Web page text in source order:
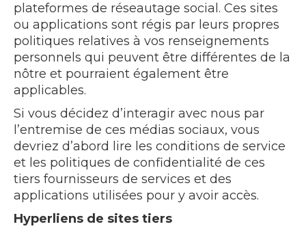
plateformes de réseautage social. Ces sites
ou applications sont régis par leurs propres
politiques relatives à vos renseignements
personnels qui peuvent être différentes de la
nôtre et pourraient également être
applicables.
Si vous décidez d’interagir avec nous par
l’entremise de ces médias sociaux, vous
devriez d’abord lire les conditions de service
et les politiques de confidentialité de ces
tiers fournisseurs de services et des
applications utilisées pour y avoir accès.
Hyperliens de sites tiers